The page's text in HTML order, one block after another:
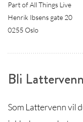
Part of All Things Live
Henrik Ibsens gate 20
0255 Oslo
Bli
Som Lattervenn vil